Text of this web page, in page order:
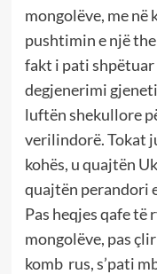
mongolëve, me në
pushtimin e një
fakt i pati
degjenerimi
luftën shekullore
verilindorë. Tokat
kohës, u quajtën
quajtën perandori
Pas heqjes qafe të
mongolëve, pas
komb rus, s’pati